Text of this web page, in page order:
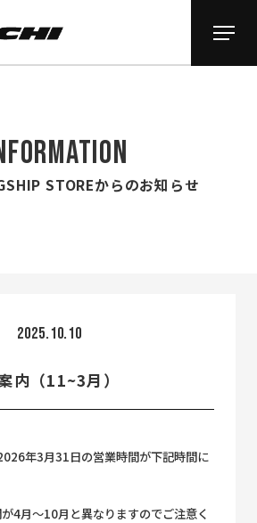
STOREからのお知らせ
2025.10.10
内（11~3月）
年3月31日の営業時間が下記時間に
4月～10月と異なりますのでご注意く